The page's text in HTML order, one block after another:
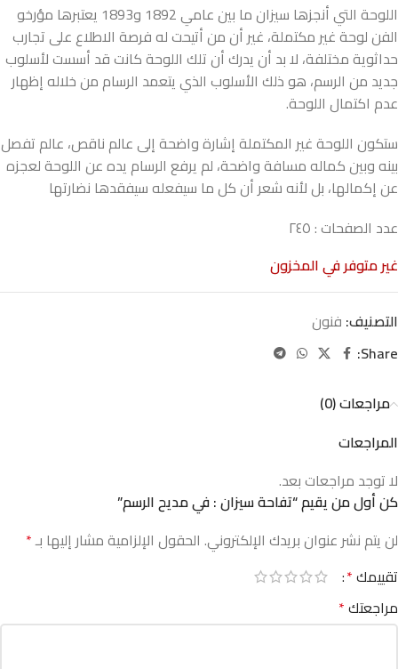
اللوحة التي أنجزها سيزان ما بين عامي 1892 و1893 يعتبرها مؤرخو
الفن لوحة غير مكتملة، غير أن من أتيحت له فرصة الاطلاع على تجارب
حداثوية مختلفة، لا بد أن يدرك أن تلك اللوحة كانت قد أسست لأسلوب
جديد من الرسم، هو ذلك الأسلوب الذي يتعمد الرسام من خلاله إظهار
عدم اكتمال اللوحة.
ستكون اللوحة غير المكتملة إشارة واضحة إلى عالم ناقص، عالم تفصل
بينه وبين كماله مسافة واضحة، لم يرفع الرسام يده عن اللوحة لعجزه
عن إكمالها، بل لأنه شعر أن كل ما سيفعله سيفقدها نضارتها
عدد الصفحات : ٢٤٥
غير متوفر في المخزون
التصنيف: فنون
Share:
مراجعات (0)
المراجعات
لا توجد مراجعات بعد.
كن أول من يقيم “تفاحة سيزان : في مديح الرسم”
لن يتم نشر عنوان بريدك الإلكتروني. الحقول الإلزامية مشار إليها بـ*
تقييمك*
مراجعتك*